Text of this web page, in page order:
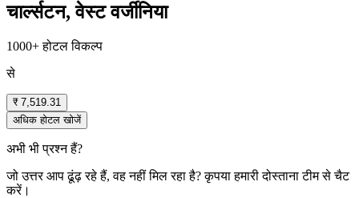
चार्ल्सटन, वेस्ट वर्जीनिया
1000+ होटल विकल्प
से
₹ 7,519.31
अधिक होटल खोजें
अभी भी प्रश्न हैं?
जो उत्तर आप ढूंढ़ रहे हैं, वह नहीं मिल रहा है? कृपया हमारी दोस्ताना टीम से चैट
करें।